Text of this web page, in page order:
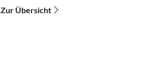
Zur Übersicht